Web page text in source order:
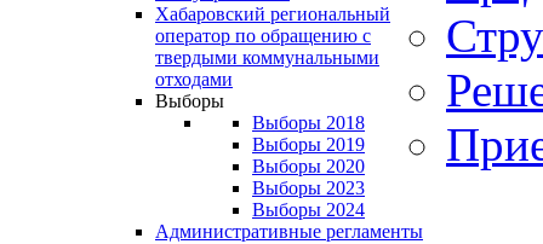
Хабаровский региональный
оператор по обращению с
твердыми коммунальными
отходами
Выборы
Выборы 2018
Выборы 2019
Выборы 2020
Выборы 2023
Выборы 2024
Административные регламенты